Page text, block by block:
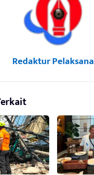
Redaktur Pelaksana